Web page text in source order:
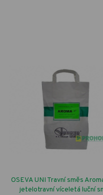
OSEVA UNI Travní směs
jetelotravní víceletá luční